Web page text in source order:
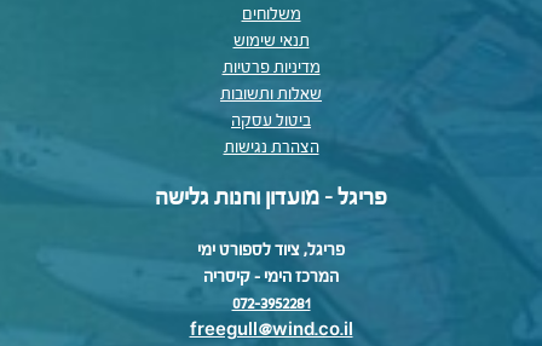
משלוחים
תנאי שימוש
מדיניות פרטיות
שאלות ותשובות
ביטול עסקה
הצהרת נגישות
פריגל - מועדון וחנות גלישה
פריגל, ציוד לספורט ימי
המרכז הימי – קיסריה
072-3952281
freegull@wind.co.il